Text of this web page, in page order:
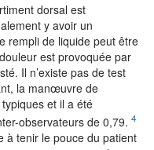
dorsal est
y avoir un
rempli de liquide peut être
est provoquée par
Il n’existe pas de test
la manœuvre de
et il a été
observateurs de 0,79. 4
à tenir le pouce du patient